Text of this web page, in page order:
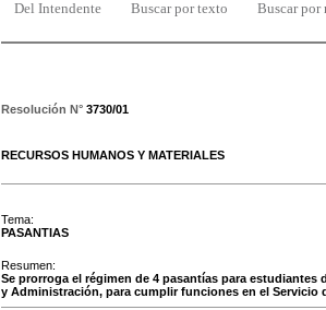
Del Intendente Buscar por texto Buscar por
Resolución N° 3730/01
RECURSOS HUMANOS Y MATERIALES
Tema:
PASANTIAS
Resumen:
Se prorroga el régimen de 4 pasantías para
y Administración, para cumplir funciones en el Servicio